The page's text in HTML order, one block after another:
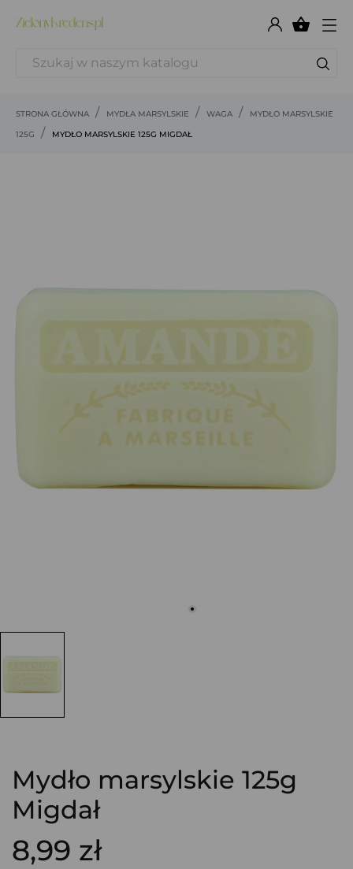

STRONA GŁÓWNA MYDŁA MARSYLSKIE WAGA
MYDŁO MARSYLSKIE
125G
MYDŁO MARSYLSKIE 125G MIGDAŁ
Mydło marsylskie 125g
Migdał
8,99 zł